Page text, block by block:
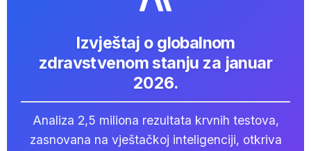
Izvještaj o globalnom
zdravstvenom stanju za januar
2026.
Analiza 2,5 miliona rezultata krvnih testova,
zasnovana na vještačkoj inteligenciji, otkriva